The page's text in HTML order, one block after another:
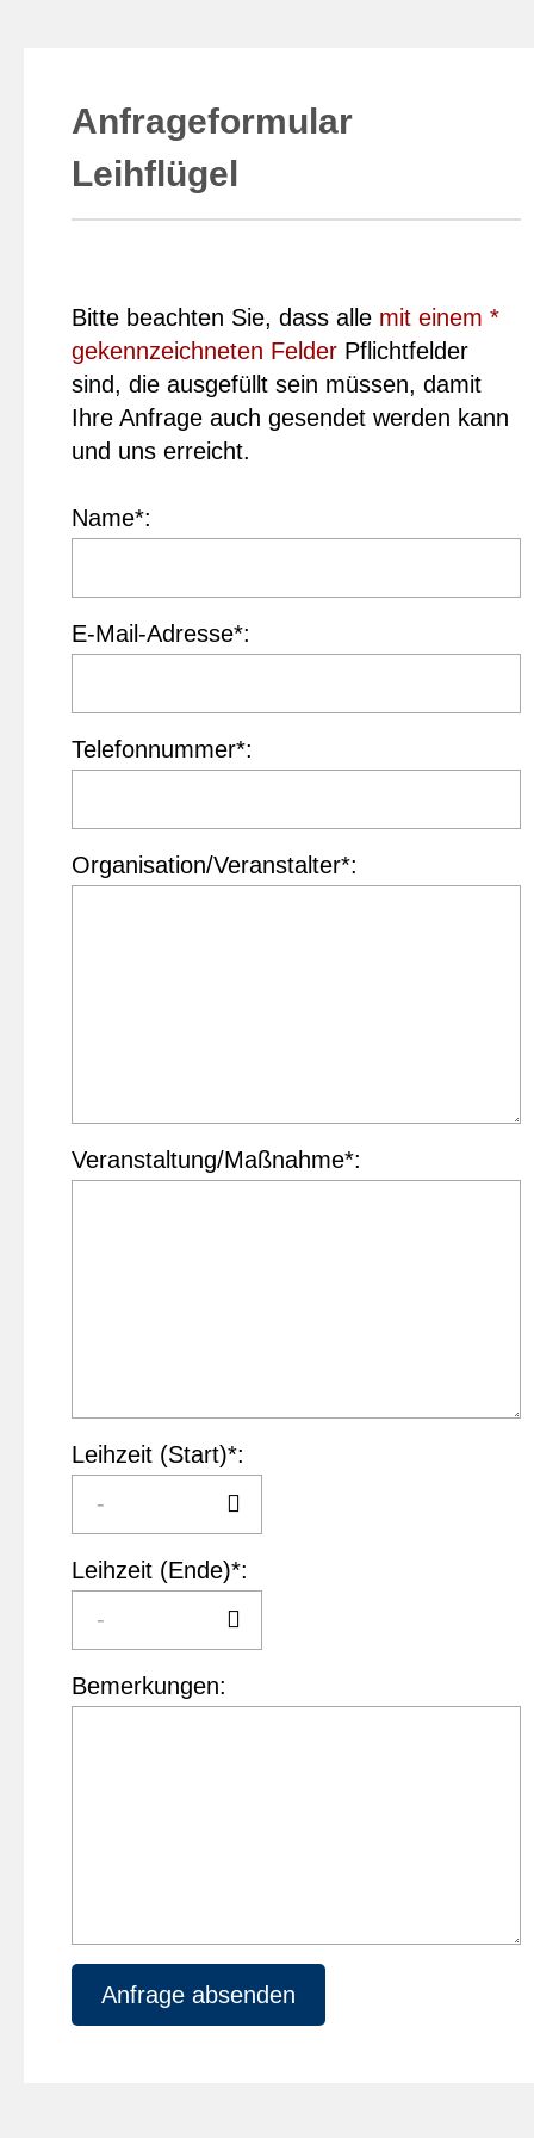
Anfrageformular
Leihflügel
Bitte beachten Sie, dass alle mit einem *
gekennzeichneten Felder Pflichtfelder
sind, die ausgefüllt sein müssen, damit
Ihre Anfrage auch gesendet werden kann
und uns erreicht.
Name*:
E-Mail-Adresse*:
Telefonnummer*:
Organisation/Veranstalter*:
Veranstaltung/Maßnahme*:
Leihzeit (Start)*:
Leihzeit (Ende)*:
Bemerkungen:
Anfrage absenden